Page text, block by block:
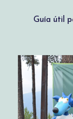
Guía útil